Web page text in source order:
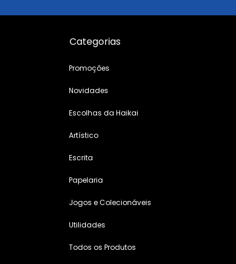
Categorias
Promoções
Novidades
Escolhas da Haikai
Artístico
Escrita
Papelaria
Jogos e Colecionáveis
Utilidades
Todos os Produtos